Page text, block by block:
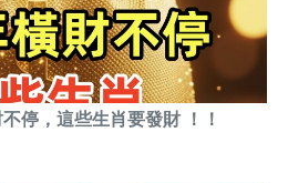
停，這些生肖要發財 ！！